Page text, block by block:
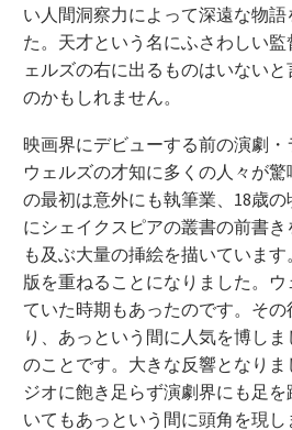
い人間洞察力によって深遠な物
た。天才という名にふさわしい
ェルズの右に出るものはいない
のかもしれません。
映画界にデビューする前の演劇
ウェルズの才知に多くの人々が
の最初は意外にも執筆業、18歳
にシェイクスピアの叢書の前書
も及ぶ大量の挿絵を描いていま
版を重ねることになりました。
ていた時期もあったのです。そ
り、あっという間に人気を博し
のことです。大きな反響となり
ジオに飽き足らず演劇界にも足
いてもあっという間に頭角を現